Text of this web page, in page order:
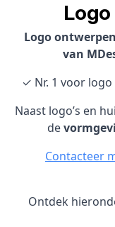
Logo ontwerpen
van
✓ Nr. 1 voor
Naast logo’s en
de
Contacteer
Ontdek